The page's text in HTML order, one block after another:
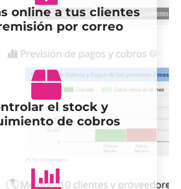
online a tus clientes
por correo
el stock y
de cobros